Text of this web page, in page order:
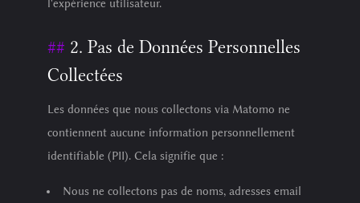
l'expérience utilisateur.
2. Pas de Données Personnelles
Collectées
Les données que nous collectons via Matomo ne
contiennent aucune information personnellement
identifiable (PII). Cela signifie que :
Nous ne collectons pas de noms, adresses email